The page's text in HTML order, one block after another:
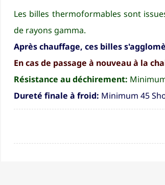
Les billes thermoformables sont
de rayons gamma.
Après chauffage, ces billes
En cas de passage à nouveau à la
Résistance au déchirement:
Dureté finale à froid: Minimum 45